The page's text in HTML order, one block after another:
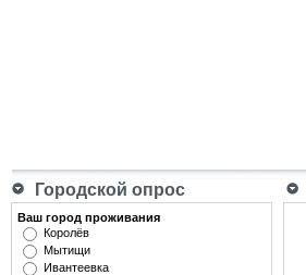
Городской опрос
Ваш город проживания
Королёв
Мытищи
Ивантеевка